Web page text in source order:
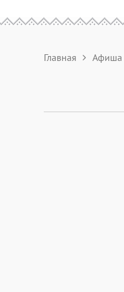
Главная Афиша